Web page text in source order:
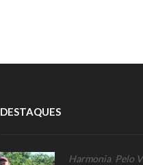
DESTAQUES
Harmonia, Pelo